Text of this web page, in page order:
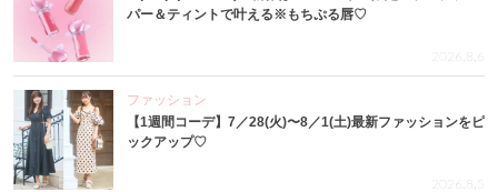
パー＆ティントで叶える※もちぷる唇♡
2026.8.6
ファッション
【1週間コーデ】7／28(火)〜8／1(土)最新ファッションをピ
ックアップ♡
2026.8.5